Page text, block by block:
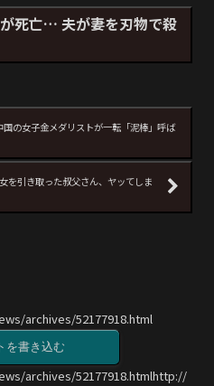
死亡… 夫が妻を刃物で殺
の女子金メダリストが一転「泥棒」呼ば
を引き取った叔父さん、ヤッてしま
archives/52177918.html
を書き込む
archives/52177918.htmlhttp://